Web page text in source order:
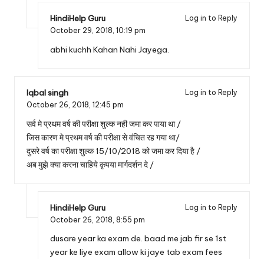
HindiHelp Guru
Log in to Reply
October 29, 2018, 10:19 pm
abhi kuchh Kahan Nahi Jayega.
Iqbal singh
Log in to Reply
October 26, 2018, 12:45 pm
सर्व मे प्रथम वर्ष की परीक्षा शुल्क नही जमा कर पाया था /
जिस कारण मे प्रथम वर्ष की परीक्षा से वंचित रह गया था/
दुसरे वर्ष का परीक्षा शुल्क 15/10/2018 को जमा कर दिया है /
अब मुझे क्या करना चाहिये कृपया मार्गदर्शन दे /
HindiHelp Guru
Log in to Reply
October 26, 2018, 8:55 pm
dusare year ka exam de. baad me jab fir se 1st
year ke liye exam allow ki jaye tab exam fees